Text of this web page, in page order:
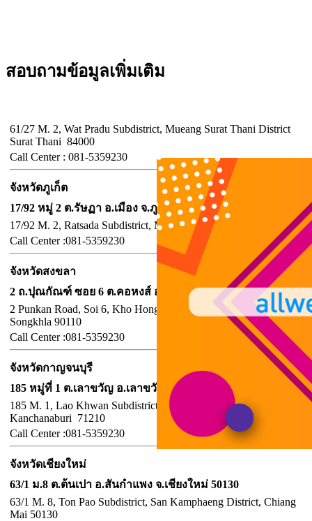
สอบถามข้อมูลเพิ่มเติม
61/27 M. 2, Wat Pradu Subdistrict, Mueang Surat Thani District
Surat Thani 84000
Call Center : 081-5359230
จังหวัดภูเก็ต
17/92 หมู่ 2 ต.รัษฏา อ.เมือง จ.ภูเก็ต 83000
17/92 M. 2, Ratsada Subdistrict, Mueang District, Phuket 83000
Call Center :081-5359230
จังหวัดสงขลา
2 ถ.ปุณกัณฑ์ ซอย 6 ต.คอหงส์ อ.หาดใหญ่ จ.สงขลา 90110
2 Punkan Road, Soi 6, Kho Hong Subdistrict, Hat Yai District,
Songkhla 90110
Call Center :081-5359230
จังหวัดกาญจนบุรี
185 หมู่ที่ 1 ต.เลาขวัญ อ.เลาขวัญ จ.กาญจนบุรี 71210
185 M. 1, Lao Khwan Subdistrict, Lao Khwan District,
Kanchanaburi 71210
Call Center :081-5359230
จังหวัดเชียงใหม่
63/1 ม.8 ต.ต้นเปา อ.สันกำแพง จ.เชียงใหม่ 50130
63/1 M. 8, Ton Pao Subdistrict, San Kamphaeng District, Chiang
Mai 50130